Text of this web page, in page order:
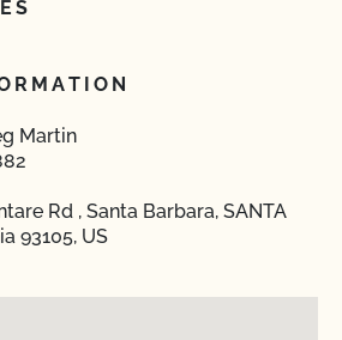
Martin
Rd , Santa Barbara, SANTA
93105, US